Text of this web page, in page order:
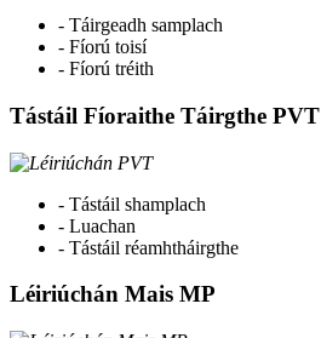
- Táirgeadh samplach
- Fíorú toisí
- Fíorú tréith
Tástáil Fíoraithe Táirgthe PVT
- Tástáil shamplach
- Luachan
- Tástáil réamhtháirgthe
Léiriúchán Mais MP